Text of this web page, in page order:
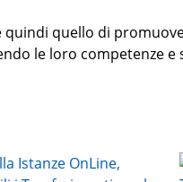
quindi quello di
le loro competenze e